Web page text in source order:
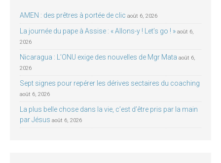
AMEN : des prêtres à portée de clic août 6, 2026
La journée du pape à Assise : « Allons-y ! Let’s go ! » août 6,
2026
Nicaragua : L’ONU exige des nouvelles de Mgr Mata août 6,
2026
Sept signes pour repérer les dérives sectaires du coaching
août 6, 2026
La plus belle chose dans la vie, c’est d’être pris par la main
par Jésus août 6, 2026